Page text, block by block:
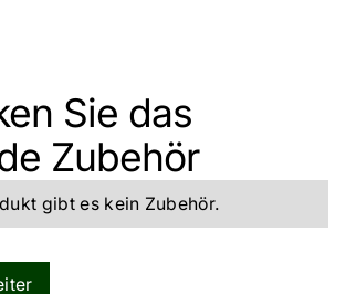
stilvolle Akzente
Sie das
Zubehör
gibt es kein Zubehör.